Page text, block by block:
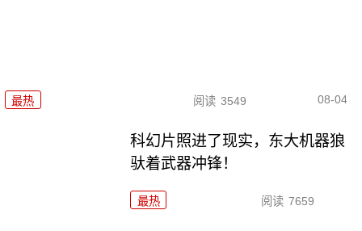
最热 阅读 3549 08-04
科幻片照进了现实，东大机器狼
驮着武器冲锋！
最热 阅读 7659